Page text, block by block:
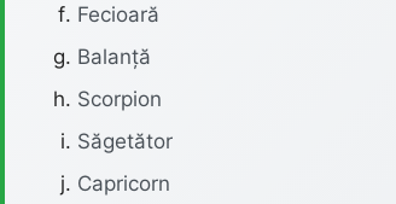
Fecioară
Balanță
Scorpion
Săgetător
Capricorn